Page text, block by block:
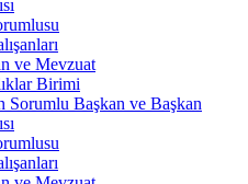
ve Mevzuat
Birimi
Sorumlu Başkan ve Başkan